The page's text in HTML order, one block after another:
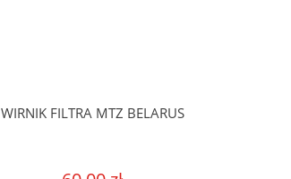
WIRNIK FILTRA MTZ BELARUS